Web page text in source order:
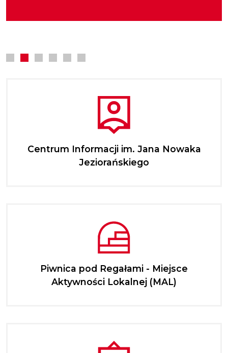
Centrum Informacji im. Jana Nowaka
Jeziorańskiego
Piwnica pod Regałami - Miejsce
Aktywności Lokalnej (MAL)